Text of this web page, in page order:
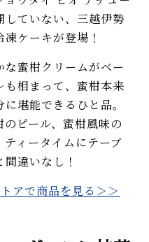
ていない、三越伊勢
ケーキが登場！
蜜柑クリームがベー
も相まって、蜜柑本来
堪能できるひと品。
ピール、蜜柑風味の
ィータイムにテーブ
違いなし！
アで商品を見る＞＞